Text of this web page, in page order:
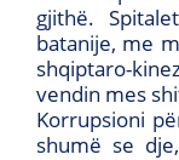
gjithë.
batanije, me
shqiptaro-
vendin mes
Korrupsioni
shumë se